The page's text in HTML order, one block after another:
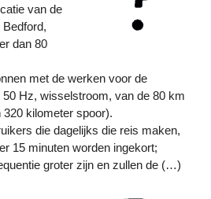
van de
dan 80
met de werken voor de
Hz, wisselstroom, van de 80 km
kilometer spoor).
die dagelijks die reis maken,
15 minuten worden ingekort;
groter zijn en zullen de (…)